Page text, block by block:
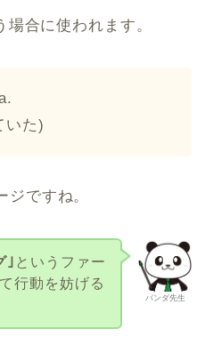
場合に使われます。
いた)
ですね。
パンダ先生
｣ というファー
行動を妨げる